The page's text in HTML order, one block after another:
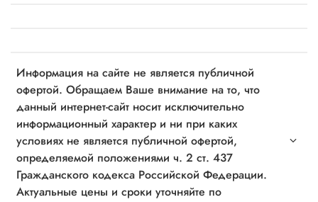
Информация на сайте не является публичной
офертой. Обращаем Ваше внимание на то, что
данный интернет-сайт носит исключительно
информационный характер и ни при каких
условиях не является публичной офертой,
определяемой положениями ч. 2 ст. 437
Гражданского кодекса Российской Федерации.
Актуальные цены и сроки уточняйте по